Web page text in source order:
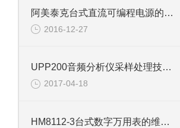
阿美泰克台式直流可编程电源的电路扩展
2016-12-27
UPP200音频分析仪采样处理技术及工艺
2017-04-18
HM8112-3台式数字万用表的维护周期：确保测量精度与设备寿命的重要保障